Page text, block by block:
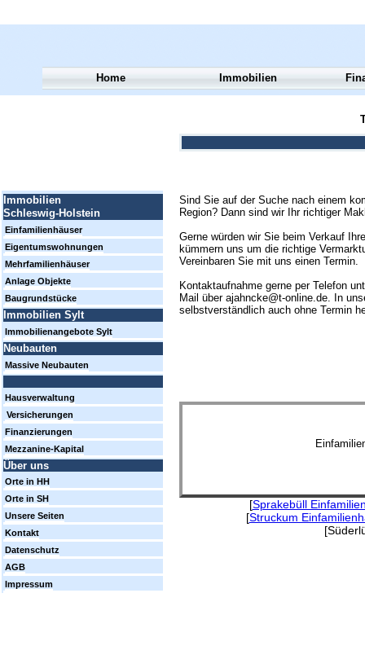
Sind Sie auf der Suche nach einem
Region? Dann sind wir Ihr richtiger
Gerne würden wir Sie beim Verkauf
kümmern uns um die richtige
Vereinbaren Sie mit uns einen Termin.
Kontaktaufnahme gerne per Telefon
Mail über ajahncke@t-online.de. In
selbstverständlich auch ohne Termin
[Sprakebüll
[Struckum
Home Immobilien
Immobilien
Schleswig-Holstein
Einfamilienhäuser
Eigentumswohnungen
Mehrfamilienhäuser
Anlage Objekte
Baugrundstücke
Immobilien Sylt
Immobilienangebote Sylt
Neubauten
Massive Neubauten
Hausverwaltung
Versicherungen
Finanzierungen
Mezzanine-Kapital
Über uns
Orte in HH
Orte in SH
Unsere Seiten
Kontakt
Datenschutz
AGB
Impressum